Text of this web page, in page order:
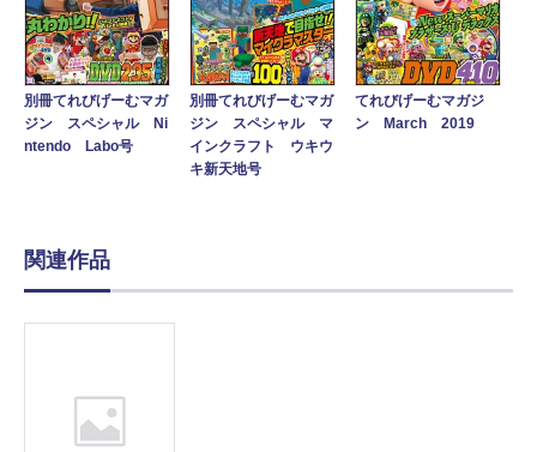
別冊てれびげーむマガ
ジン スペシャル Ni
ntendo Labo号
別冊てれびげーむマガ
ジン スペシャル マ
インクラフト ウキウ
キ新天地号
てれびげーむマガジ
ン March 2019
関連作品